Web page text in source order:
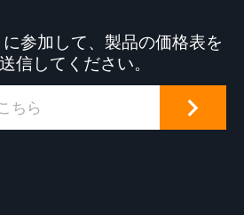
参加して、製品の価格表を
信してください。